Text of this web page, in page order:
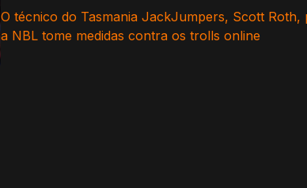
O técnico do T asmania JackJumpers, Scott Roth,
a NBL tome medidas contra os trolls online